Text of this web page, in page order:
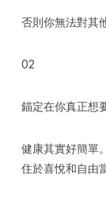
否則你無法對其
02
錨定在你真正想
健康其實好簡單
住於喜悅和自由